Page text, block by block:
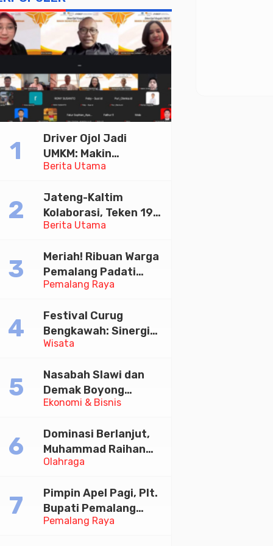
Berita Utama
Driver Ojol Jadi
UMKM: Makin
Sejahtera atau
Diskusi Paramadina
Berita Utama
Jateng-Kaltim
Kolaborasi, Teken 19
Kerja Sama Ekonomi
Pemalang Raya
Meriah! Ribuan Warga
Pemalang Padati
Kirab Festival Kamir
Wisata
Festival Curug
Bengkawah: Sinergi
Desa Sikasur dan
Memajukan Wisata
serta UMKM Lokal
Ekonomi & Bisnis
Nasabah Slawi dan
Demak Boyong
Toyota Innova Zenix
Tabungan Bima Bank
Jateng
Olahraga
Dominasi Berlanjut,
Muhammad Raihan
Fadila Sabet Emas
Taekwondo Indonesia
Open 2026
Pemalang Raya
Pimpin Apel Pagi, Plt.
Bupati Pemalang
Tekankan Disiplin dan